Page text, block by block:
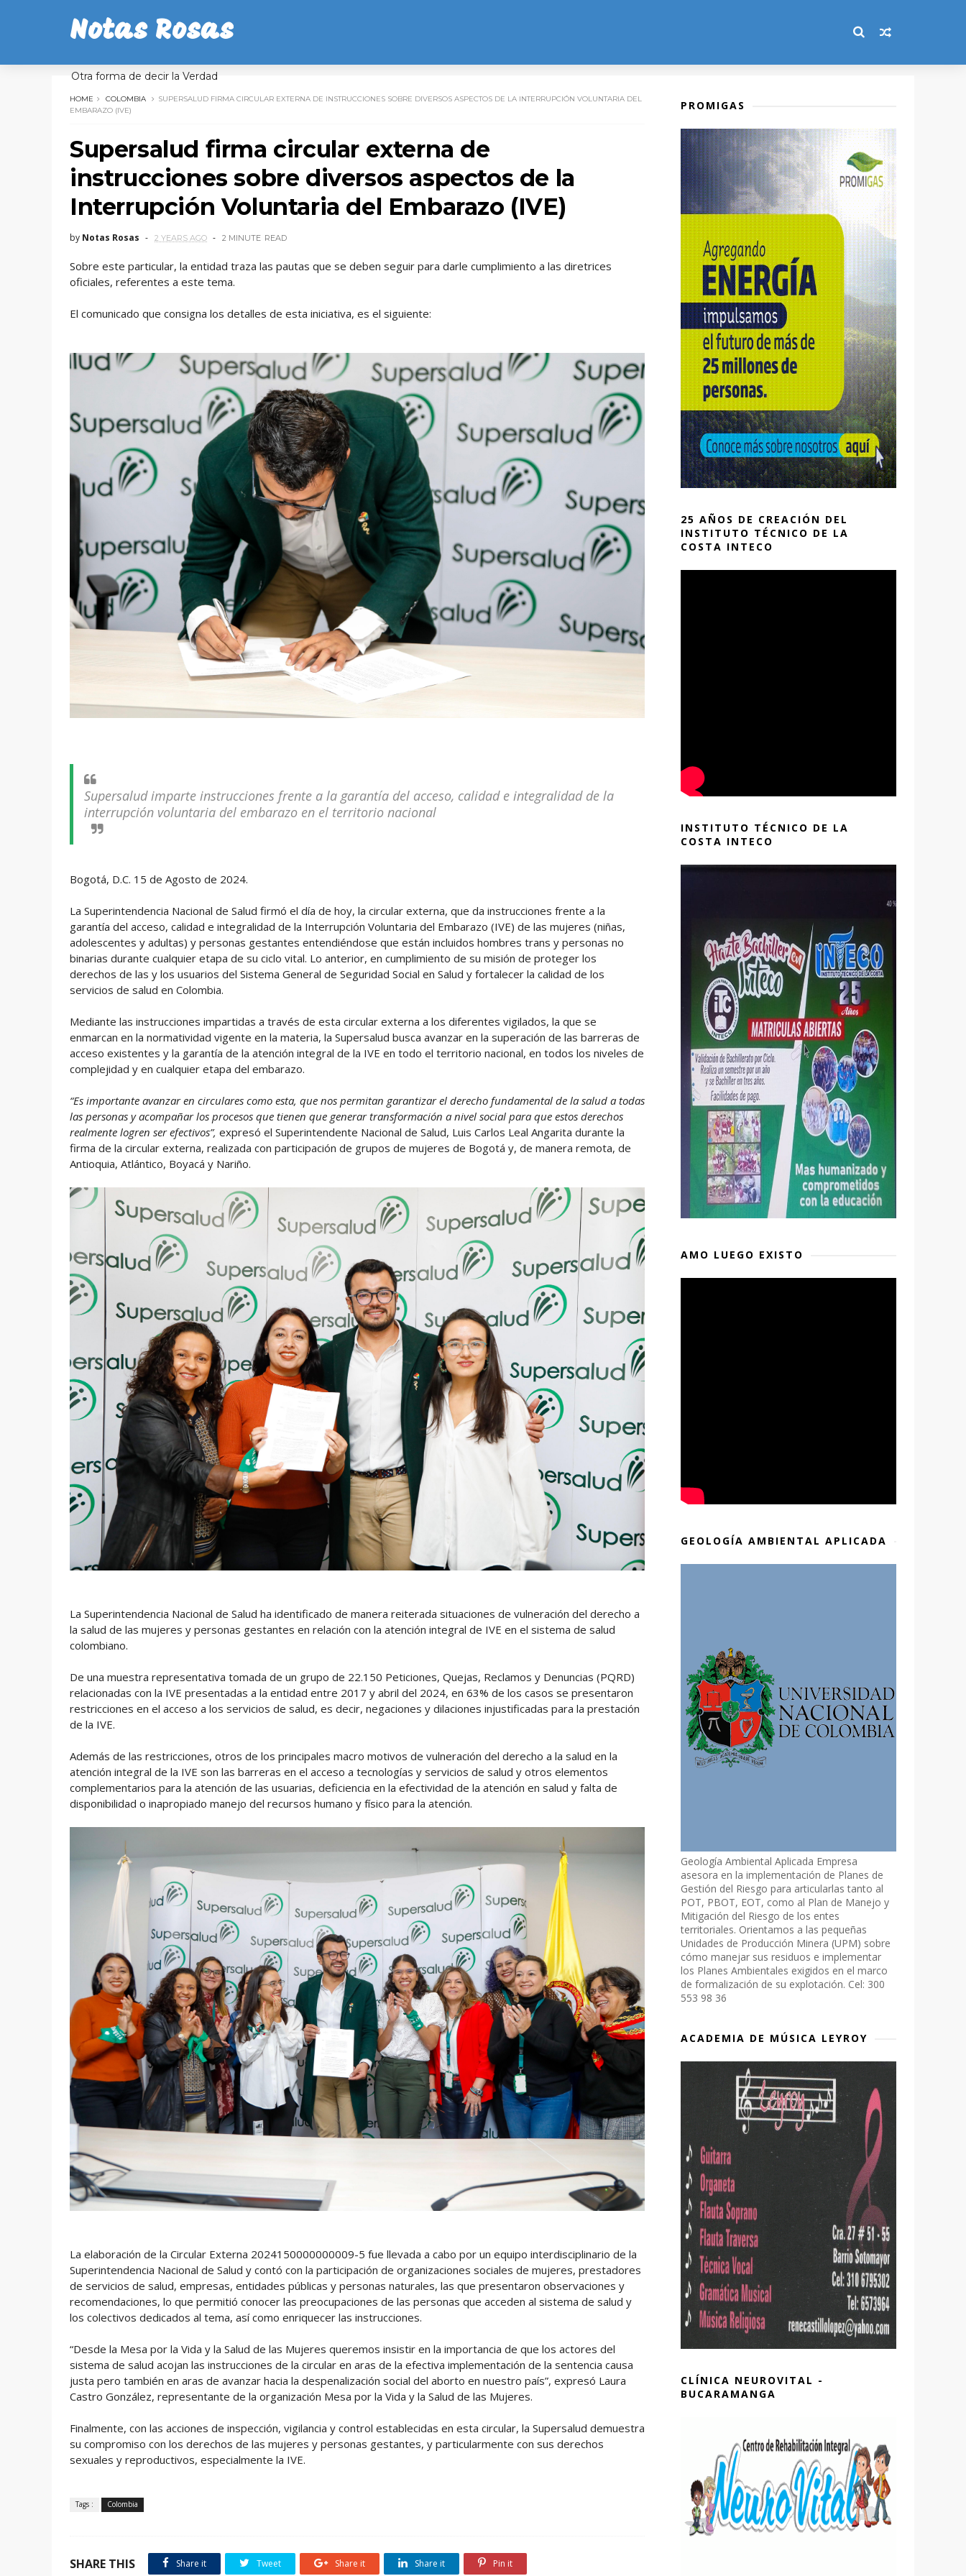
Notas Rosas
Otra forma de decir la Verdad
HOME COLOMBIA
SUPERSALUD FIRMA CIRCULAR EXTERNA DE INSTRUCCIONES SOBRE DIVERSOS ASPECTOS DE LA INTERRUPCIÓN VOLUNTARIA DEL
EMBARAZO (IVE)
Supersalud firma circular externa de
instrucciones sobre diversos aspectos de la
Interrupción Voluntaria del Embarazo (IVE)
by Notas Rosas 2 YEARS AGO 2 MINUTE READ
Sobre este particular, la entidad traza las pautas que se deben seguir para darle cumplimiento a las diretrices
oficiales, referentes a este tema.
El comunicado que consigna los detalles de esta iniciativa, es el siguiente:
Supersalud imparte instrucciones frente a la garantía del acceso, calidad e integralidad de la
interrupción voluntaria del embarazo en el territorio nacional
Bogotá, D.C. 15 de Agosto de 2024.
La Superintendencia Nacional de Salud firmó el día de hoy, la circular externa, que da instrucciones frente a la
garantía del acceso, calidad e integralidad de la Interrupción Voluntaria del Embarazo (IVE) de las mujeres (niñas,
adolescentes y adultas) y personas gestantes entendiéndose que están incluidos hombres trans y personas no
binarias durante cualquier etapa de su ciclo vital. Lo anterior, en cumplimiento de su misión de proteger los
derechos de las y los usuarios del Sistema General de Seguridad Social en Salud y fortalecer la calidad de los
servicios de salud en Colombia.
Mediante las instrucciones impartidas a través de esta circular externa a los diferentes vigilados, la que se
enmarcan en la normatividad vigente en la materia, la Supersalud busca avanzar en la superación de las barreras de
acceso existentes y la garantía de la atención integral de la IVE en todo el territorio nacional, en todos los niveles de
complejidad y en cualquier etapa del embarazo.
“Es importante avanzar en circulares como esta, que nos permitan garantizar el derecho fundamental de la salud a todas
las personas y acompañar los procesos que tienen que generar transformación a nivel social para que estos derechos
realmente logren ser efectivos”, expresó el Superintendente Nacional de Salud, Luis Carlos Leal Angarita durante la
firma de la circular externa, realizada con participación de grupos de mujeres de Bogotá y, de manera remota, de
Antioquia, Atlántico, Boyacá y Nariño.
La Superintendencia Nacional de Salud ha identificado de manera reiterada situaciones de vulneración del derecho a
la salud de las mujeres y personas gestantes en relación con la atención integral de IVE en el sistema de salud
colombiano.
De una muestra representativa tomada de un grupo de 22.150 Peticiones, Quejas, Reclamos y Denuncias (PQRD)
relacionadas con la IVE presentadas a la entidad entre 2017 y abril del 2024, en 63% de los casos se presentaron
restricciones en el acceso a los servicios de salud, es decir, negaciones y dilaciones injustificadas para la prestación
de la IVE.
Además de las restricciones, otros de los principales macro motivos de vulneración del derecho a la salud en la
atención integral de la IVE son las barreras en el acceso a tecnologías y servicios de salud y otros elementos
complementarios para la atención de las usuarias, deficiencia en la efectividad de la atención en salud y falta de
disponibilidad o inapropiado manejo del recursos humano y físico para la atención.
La elaboración de la Circular Externa 2024150000000009-5 fue llevada a cabo por un equipo interdisciplinario de la
Superintendencia Nacional de Salud y contó con la participación de organizaciones sociales de mujeres, prestadores
de servicios de salud, empresas, entidades públicas y personas naturales, las que presentaron observaciones y
recomendaciones, lo que permitió conocer las preocupaciones de las personas que acceden al sistema de salud y
los colectivos dedicados al tema, así como enriquecer las instrucciones.
“Desde la Mesa por la Vida y la Salud de las Mujeres queremos insistir en la importancia de que los actores del
sistema de salud acojan las instrucciones de la circular en aras de la efectiva implementación de la sentencia causa
justa pero también en aras de avanzar hacia la despenalización social del aborto en nuestro país”, expresó Laura
Castro González, representante de la organización Mesa por la Vida y la Salud de las Mujeres.
Finalmente, con las acciones de inspección, vigilancia y control establecidas en esta circular, la Supersalud demuestra
su compromiso con los derechos de las mujeres y personas gestantes, y particularmente con sus derechos
sexuales y reproductivos, especialmente la IVE.
Tags : Colombia
SHARE THIS Share it Tweet Share it Share it Pin it
PROMIGAS
25 AÑOS DE CREACIÓN DEL
INSTITUTO TÉCNICO DE LA
COSTA INTECO
INSTITUTO TÉCNICO DE LA
COSTA INTECO
AMO LUEGO EXISTO
GEOLOGÍA AMBIENTAL APLICADA
Geología Ambiental Aplicada Empresa
asesora en la implementación de Planes de
Gestión del Riesgo para articularlas tanto al
POT, PBOT, EOT, como al Plan de Manejo y
Mitigación del Riesgo de los entes
territoriales. Orientamos a las pequeñas
Unidades de Producción Minera (UPM) sobre
cómo manejar sus residuos e implementar
los Planes Ambientales exigidos en el marco
de formalización de su explotación. Cel: 300
553 98 36
ACADEMIA DE MÚSICA LEYROY
CLÍNICA NEUROVITAL -
BUCARAMANGA